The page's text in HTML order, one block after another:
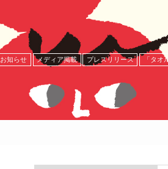
お知らせ メディア掲載 プレスリリース 「タオ